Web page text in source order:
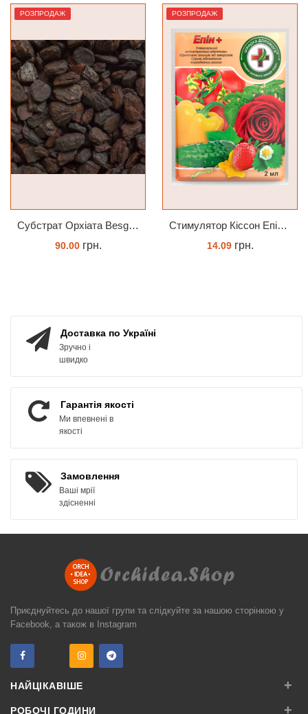
РОЗПРОДАЖ
Субстрат Орхіата Besgrow Orchiata фракція 18-25мм
90.00грн.
РОЗПРОДАЖ
Cтимулятор Кіссон Епін +
14.09грн.
Доставка по Україні
Зручно і
швидко
Гарантія якості
Ми впевнені в
якості
Замовлення
Ваші мрії
здісненні
Приєднуйтесь до нашої групи та слідкуйте за нашою сторінкою у
Facebook, а також в Instagram
НАЙЦІКАВІШЕ +
РОБОЧІ ГОДИНИ +